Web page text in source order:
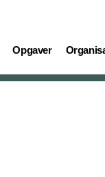
Opgaver
(current) (current)